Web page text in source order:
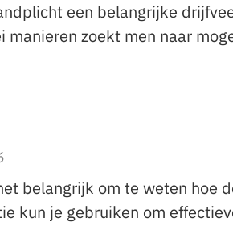
een belangrijke
manieren zoekt men naar
belangrijk om te weten hoe
kun je gebruiken om